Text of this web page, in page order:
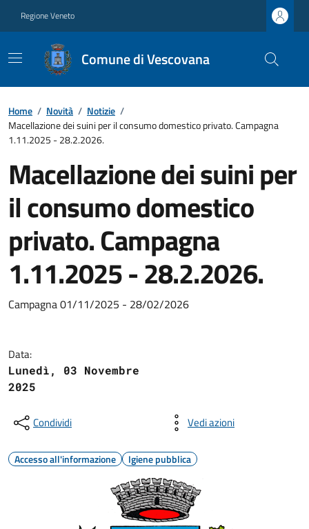
Regione Veneto
Comune di Vescovana
Home / Novità / Notizie /
Macellazione dei suini per il consumo domestico privato. Campagna
1.11.2025 - 28.2.2026.
Macellazione dei suini per
il consumo domestico
privato. Campagna
1.11.2025 - 28.2.2026.
Campagna 01/11/2025 - 28/02/2026
Data:
Lunedì, 03 Novembre
2025
Condividi Vedi azioni
Accesso all'informazione Igiene pubblica